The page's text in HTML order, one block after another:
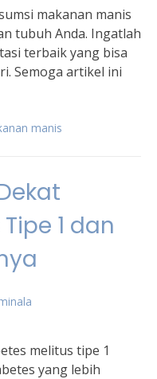
makanan manis
tubuh Anda. Ingatlah
terbaik yang bisa
Semoga artikel ini
manis
1 dan
melitus tipe 1
yang lebih